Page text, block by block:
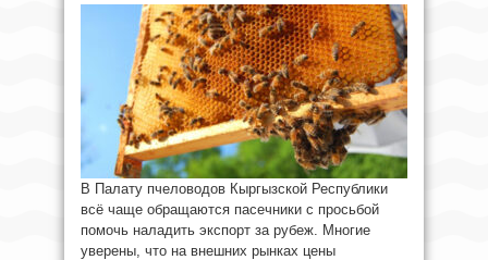
В Палату пчеловодов Кыргызской Республики
всё чаще обращаются пасечники с просьбой
помочь наладить экспорт за рубеж. Многие
уверены, что на внешних рынках цены